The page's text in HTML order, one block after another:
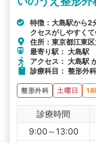
特徴：大島駅から2
クセスがしやすくて
住所：東京都江東
最寄り駅： 大島
アクセス： 大島駅
診療科目： 整形外
整形外科 土曜日 18
診療時間
9:00～13:00